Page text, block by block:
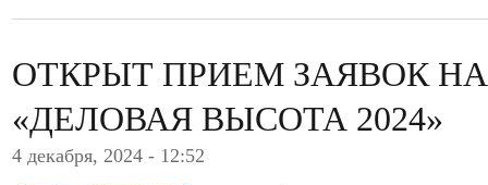
ОТКРЫТ ПРИЕМ ЗАЯВОК
«ДЕЛОВАЯ ВЫСОТА 2024»
4 декабря, 2024 - 12:52